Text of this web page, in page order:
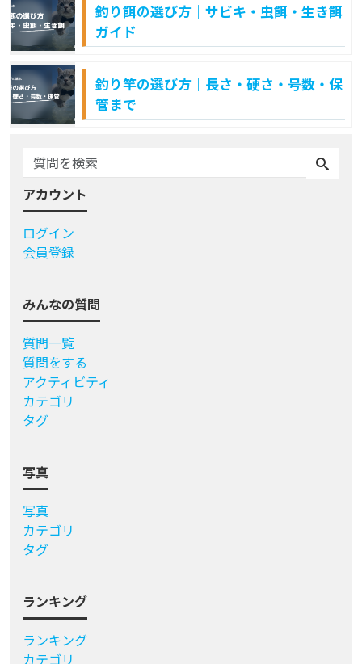
釣り餌の選び方｜サビキ・虫餌・生き餌
ガイド
釣り竿の選び方｜長さ・硬さ・号数・保
管まで
アカウント
ログイン
会員登録
みんなの質問
質問一覧
質問をする
アクティビティ
カテゴリ
タグ
写真
写真
カテゴリ
タグ
ランキング
ランキング
カテゴリ